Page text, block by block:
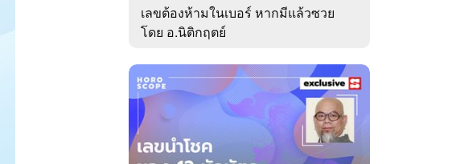
เลขต้องห้ามในเบอร์ หากมีแล้วซวย
โดย อ.นิติกฤตย์